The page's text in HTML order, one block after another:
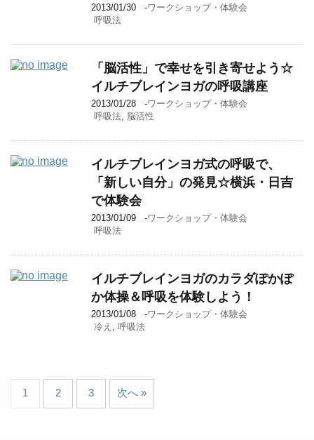
2013/01/30 -ワークショップ・体験会
呼吸法
「脳活性」で幸せを引き寄せよう☆
イルチブレインヨガの呼吸講座
2013/01/28 -ワークショップ・体験会
呼吸法, 脳活性
イルチブレインヨガ式の呼吸で、
「新しい自分」の発見☆横浜・日吉
で体験会
2013/01/09 -ワークショップ・体験会
呼吸法
イルチブレインヨガのカラダぽかぽ
か体操＆呼吸を体験しよう！
2013/01/08 -ワークショップ・体験会
冷え , 呼吸法
1 2 3 次へ »